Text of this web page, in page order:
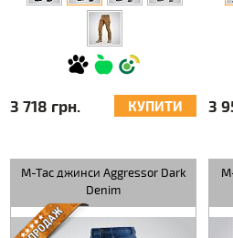
3 718 грн. КУПИТИ 3
M-Tac джинси Aggressor Dark
Denim